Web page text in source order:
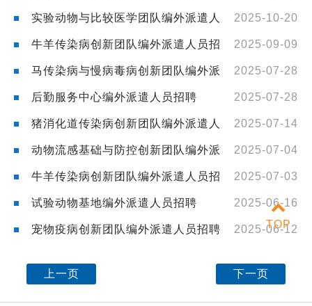
2025-10-20
实验动物与比较医学团队编外派遣人
员招聘 2025-09-09
牛羊传染病创新团队编外派遣人员招
聘 2025-07-28
马传染病与慢病毒病创新团队编外派
遣人员招聘 2025-07-28
后勤服务中心编外派遣人员招聘
2025-07-14
猪消化道传染病创新团队编外派遣人
员招聘 2025-07-04
动物流感基础与防控创新团队编外派
遣人员招聘 2025-07-03
牛羊传染病创新团队编外派遣人员招
聘 2025-06-16
试验动物基地编外派遣人员招聘
2025-06-12
宠物疫病创新团队编外派遣人员招聘
上一页 下一页
TOP